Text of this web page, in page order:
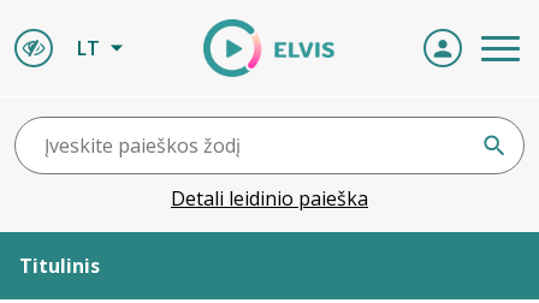
LT
Detali leidinio paieška
Titulinis